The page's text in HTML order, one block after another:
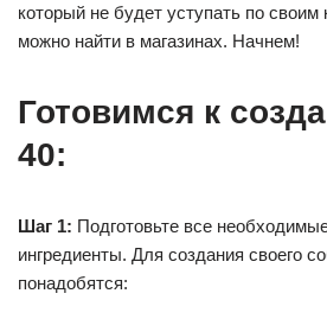
который не будет уступать по своим
можно найти в магазинах. Начнем!
Готовимся к
40:
Шаг 1: Подготовьте все
ингредиенты. Для создания своего
понадобятся: